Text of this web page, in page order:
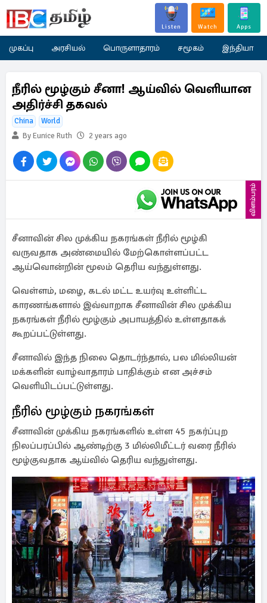
Listen Watch Apps
முகப்பு அரசியல் பொருளாதாரம் சமூகம் இந்தியா
நீரில் மூழ்கும் சீனா! ஆய்வில் வெளியான
அதிர்ச்சி தகவல்
China
World
By Eunice Ruth
2 years ago
விளம்பரம்
சீனாவின் சில முக்கிய நகரங்கள் நீரில் மூழ்கி
வருவதாக அண்மையில் மேற்கொள்ளப்பட்ட
ஆய்வொன்றின் மூலம் தெரிய வந்துள்ளது.
வெள்ளம், மழை, கடல் மட்ட உயர்வு உள்ளிட்ட
காரணங்களால் இவ்வாறாக சீனாவின் சில முக்கிய
நகரங்கள் நீரில் மூழ்கும் அபாயத்தில் உள்ளதாகக்
கூறப்பட்டுள்ளது.
சீனாவில் இந்த நிலை தொடர்ந்தால், பல மில்லியன்
மக்களின் வாழ்வாதாரம் பாதிக்கும் என அச்சம்
வெளியிடப்பட்டுள்ளது.
நீரில் மூழ்கும் நகரங்கள்
சீனாவின் முக்கிய நகரங்களில் உள்ள 45 நகர்ப்புற
நிலப்பரப்பில் ஆண்டிற்கு 3 மில்லிமீட்டர் வரை நீரில்
மூழ்குவதாக ஆய்வில் தெரிய வந்துள்ளது.